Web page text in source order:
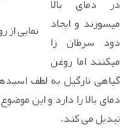
نمایی
در دمای بالا
میسوزند و ایجاد
دود سرطان زا
میکنند اما روغن
گیاهی نارگیل به لطف
دمای بالا را دارد و این
تبدیل می کند.